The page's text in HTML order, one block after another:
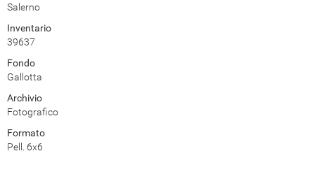
Salerno
Inventario
39637
Fondo
Gallotta
Archivio
Fotografico
Formato
Pell. 6x6